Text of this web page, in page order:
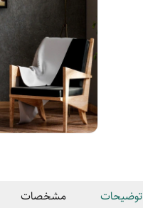
توضیحات مشخصات